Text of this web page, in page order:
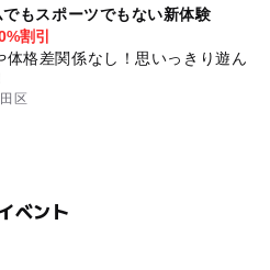
もスポーツでもない新体験
割引
体格差関係なし！思いっきり遊ん
区
ベント